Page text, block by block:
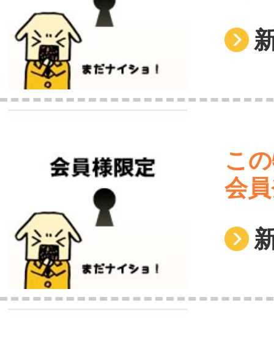
こ
会